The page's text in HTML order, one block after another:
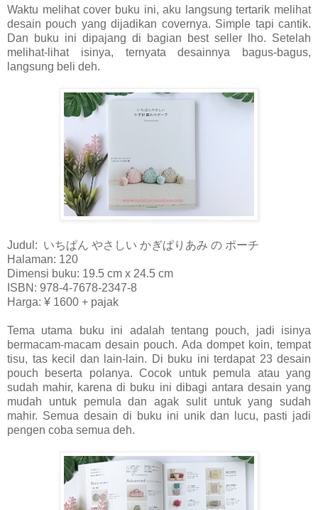
Waktu melihat cover buku ini, aku langsung tertarik melihat
desain pouch yang dijadikan covernya. Simple tapi cantik.
Dan buku ini dipajang di bagian best seller lho. Setelah
melihat-lihat isinya, ternyata desainnya bagus-bagus,
langsung beli deh.
Judul: いちぱん やさしい かぎぱりあみ の ポーチ
Halaman: 120
Dimensi buku: 19.5 cm x 24.5 cm
ISBN: 978-4-7678-2347-8
Harga: ¥ 1600 + pajak
Tema utama buku ini adalah tentang pouch, jadi isinya
bermacam-macam desain pouch. Ada dompet koin, tempat
tisu, tas kecil dan lain-lain. Di buku ini terdapat 23 desain
pouch beserta polanya. Cocok untuk pemula atau yang
sudah mahir, karena di buku ini dibagi antara desain yang
mudah untuk pemula dan agak sulit untuk yang sudah
mahir. Semua desain di buku ini unik dan lucu, pasti jadi
pengen coba semua deh.